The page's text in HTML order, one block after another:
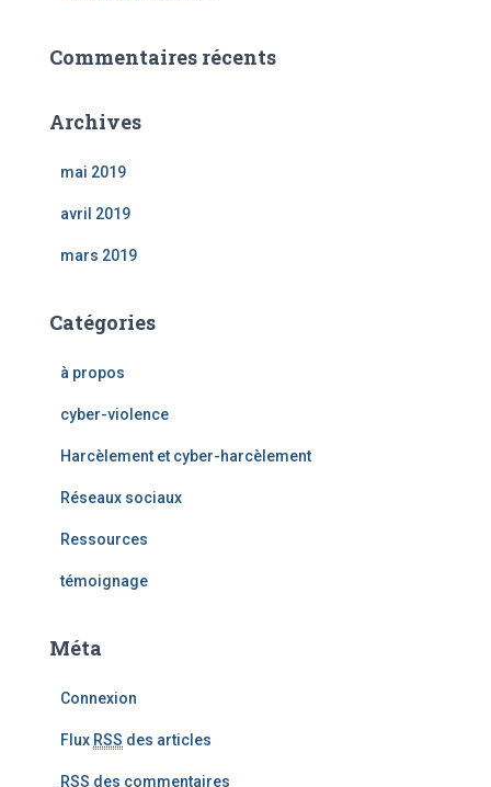
Commentaires récents
Archives
mai 2019
avril 2019
mars 2019
Catégories
à propos
cyber-violence
Harcèlement et cyber-harcèlement
Réseaux sociaux
Ressources
témoignage
Méta
Connexion
Flux RSS des articles
RSS des commentaires